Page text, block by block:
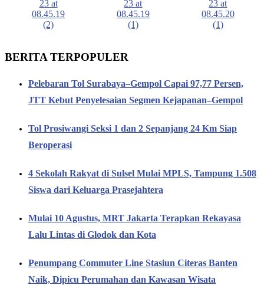
BERITA TERPOPULER
Pelebaran Tol Surabaya–Gempol Capai 97,77 Persen,
JTT Kebut Penyelesaian Segmen Kejapanan–Gempol
Tol Prosiwangi Seksi 1 dan 2 Sepanjang 24 Km Siap
Beroperasi
4 Sekolah Rakyat di Sulsel Mulai MPLS, Tampung 1.508
Siswa dari Keluarga Prasejahtera
Mulai 10 Agustus, MRT Jakarta Terapkan Rekayasa
Lalu Lintas di Glodok dan Kota
Penumpang Commuter Line Stasiun Citeras Banten
Naik, Dipicu Perumahan dan Kawasan Wisata